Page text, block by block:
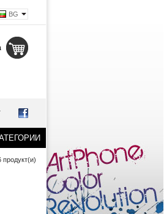
BG
продукт(и)